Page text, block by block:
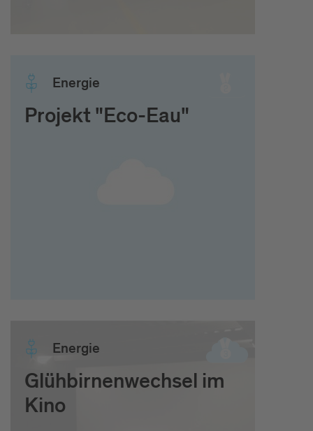
Ener­gie
Projekt "Eco-Eau"
Ener­gie
Glühbirnenwechsel im
Kino